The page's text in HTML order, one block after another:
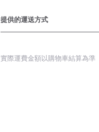
提供的運送方式
實際運費金額以購物車結算為準